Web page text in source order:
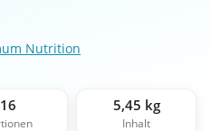
Nutrition
16 5,45 kg
Inhalt